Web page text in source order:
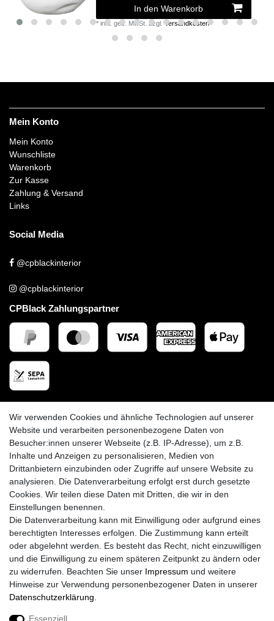
In den Warenkorb
*inkl. ges. MwSt. zzgl.Versandkosten
Mein Konto
Mein Konto
Wunschliste
Warenkorb
Zur Kasse
Zahlung & Versand
Links
Social Media
@cpblackinterior
@cpblackinterior
CPBlack Zahlungspartner
CPBlack Versandpartner
Wir verwenden Cookies und ähnliche Technologien auf unserer
Website und verarbeiten personenbezogene Daten von
Besucher:innen unserer Webseite (z.B. IP-Adresse), um z.B.
Inhalte und Anzeigen zu personalisieren, Medien von
Drittanbietern einzubinden oder Zugriffe auf unsere Website zu
analysieren. Die Datenverarbeitung erfolgt erst durch gesetzte
Cookies. Wir teilen diese Daten mit Dritten, die wir in den
Einstellungen benennen.
Die Datenverarbeitung kann mit Einwilligung oder aufgrund eines
berechtigten Interesses erfolgen. Die Zustimmung kann erteilt
oder abgelehnt werden. Es besteht das Recht, nicht einzuwilligen
und die Einwilligung zu einem späteren Zeitpunkt zu ändern oder
zu widerrufen. Beachten Sie unser Impressum und weitere
Hinweise zur Verwendung personenbezogener Daten in unserer
Daten­schutz­erklärung
Essenziell